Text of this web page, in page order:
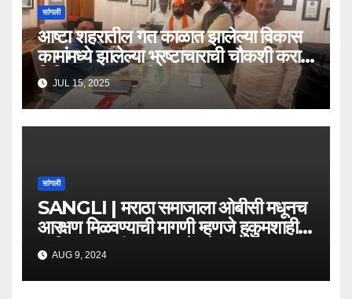
सांगली
आष्टा शहरातील गत काळात झालेल्या विकास
कामांमध्ये झालेल्या भ्रष्टाचाराची चौकशी करा –
निशिकांत दादा पाटील
JUL 15, 2025
सांगली
SANGLI | मराठा समाजाला ओबीसी मधूनच
आरक्षण मिळवण्याची मागणी म्हणजे हुकुमशाही
आणि दडपशाही-प्रकाश शेंडगे.
AUG 9, 2024